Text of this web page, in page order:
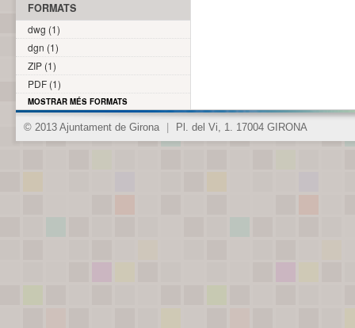
FORMATS
dwg (1)
dgn (1)
ZIP (1)
PDF (1)
MOSTRAR MÉS FORMATS
© 2013 Ajuntament de Girona Pl. del Vi, 1. 17004 GIRONA